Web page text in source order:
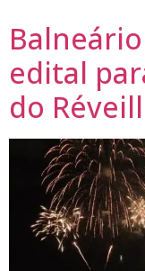
edital
do